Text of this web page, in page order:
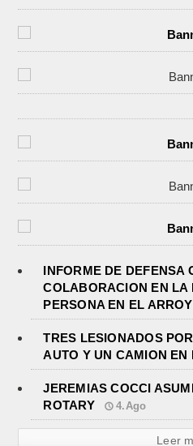
INFORME DE DEFENSA
COLABORACION EN LA
PERSONA EN EL
TRES LESIONADOS
AUTO Y UN CAMION EN
JEREMIAS COCCI
ROTARY
4.Ago
Leer